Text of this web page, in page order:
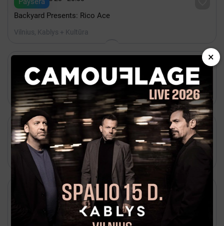
Backyard Presents: Rico Ace
Vilnius, Kablys + Kultūra
Kakava 
BBNO$
Vilnius, Lukiškių kalėjimas 2.0
Bilietai 
 Rugpjūtis 20 - 20:00
Natalija Bunkė Vasaros terasa
Vilnius, Vasaros terasa
Spalis 15 - 20:00
Placebo | 30th Anniversary tour
Vilnius, Twinsbet Arena
×